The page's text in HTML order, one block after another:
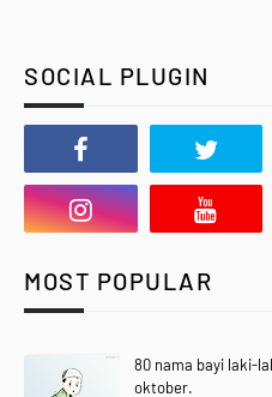
SOCIAL PLUGIN
MOST POPULAR
80 nama bayi laki-
oktober.